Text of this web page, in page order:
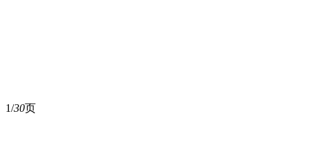
1/30页